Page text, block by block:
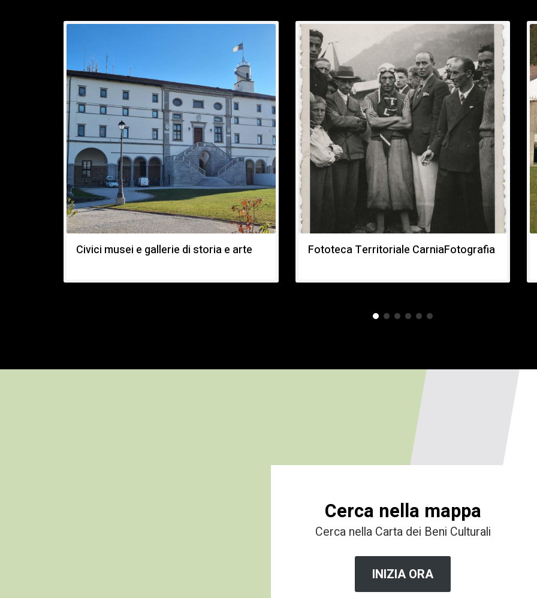
Civici musei e gallerie di storia e arte Fototeca Territoriale CarniaFotografia
Cerca nella mappa
Cerca nella Carta dei Beni Culturali
INIZIA ORA